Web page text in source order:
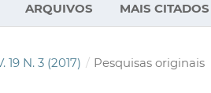
ARQUIVOS MAIS CITADOS
19 N. 3 (2017) / Pesquisas originais